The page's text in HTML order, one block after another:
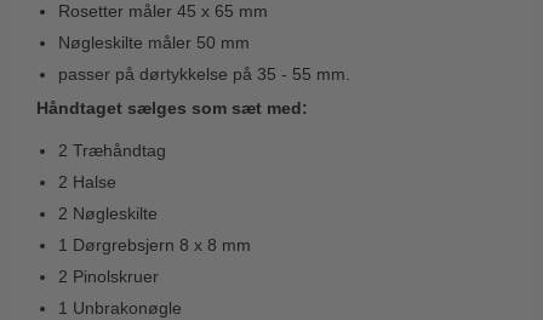
Formani dørgreb
FSB dørgreb
Randi Classic Line
Turnstyle Designs Dørgreb
Trædørgreb på Langskilt
Udendørs dørgreb
Kahytskrog
Messing pudsemiddel
Valli & Valli dørgreb
VONSILD Møbelgreb
Rosetter måler 45 x 65 mm
Nøgleskilte måler 50 mm
passer på dørtykkelse på 35 - 55 mm.
Håndtaget sælges som sæt med:
2 Træhåndtag
2 Halse
2 Nøgleskilte
1 Dørgrebsjern 8 x 8 mm
2 Pinolskruer
1 Unbrakonøgle